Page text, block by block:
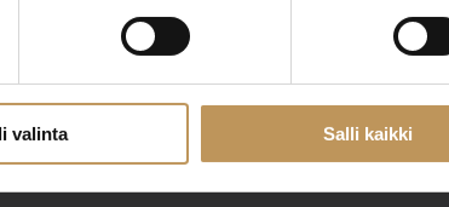
valinta Salli kaikki